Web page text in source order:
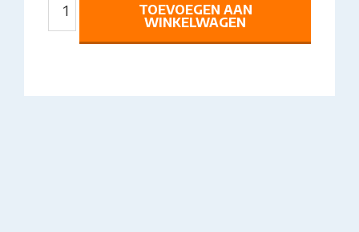
MET
ZEEUWSE
TOEVOEGEN AAN
WINKELWAGEN